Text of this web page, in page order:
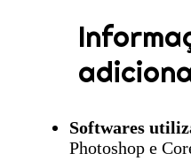
Softwares
Photoshop e